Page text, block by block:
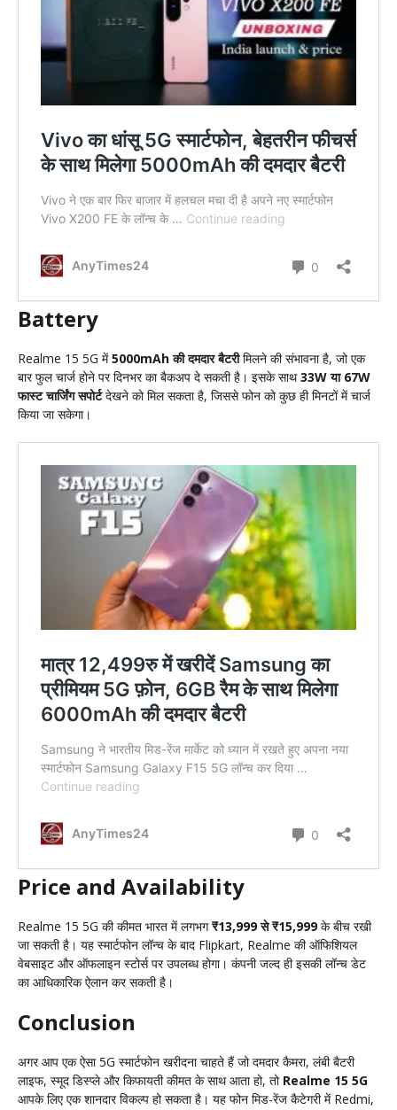
Battery
Realme 15 5G में5000mAh की दमदार बैटरीमिलने की संभावना है, जो एक
बार फुल चार्ज होने पर दिनभर का बैकअप दे सकती है। इसके साथ33W या 67W
फास्ट चार्जिंग सपोर्टदेखने को मिल सकता है, जिससे फोन को कुछ ही मिनटों में चार्ज
किया जा सकेगा।
Price and Availability
Realme 15 5G की कीमत भारत में लगभग₹13,999 से ₹15,999 के बीच रखी
जा सकती है। यह स्मार्टफोन लॉन्च के बाद Flipkart, Realme की ऑफिशियल
वेबसाइट और ऑफलाइन स्टोर्स पर उपलब्ध होगा। कंपनी जल्द ही इसकी लॉन्च डेट
का आधिकारिक ऐलान कर सकती है।
Conclusion
अगर आप एक ऐसा 5G स्मार्टफोन खरीदना चाहते हैं जो दमदार कैमरा, लंबी बैटरी
लाइफ, स्मूद डिस्प्ले और किफायती कीमत के साथ आता हो, तो Realme 15 5G
आपके लिए एक शानदार विकल्प हो सकता है। यह फोन मिड-रेंज कैटेगरी में Redmi,